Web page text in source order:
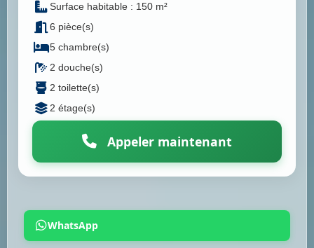
Surface habitable : 150 m²
6 pièce(s)
5 chambre(s)
2 douche(s)
2 toilette(s)
2 étage(s)
Appeler maintenant
WhatsApp